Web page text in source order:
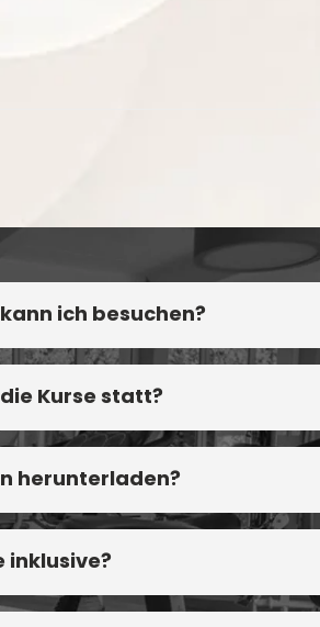
ich besuchen?
Kurse statt?
herunterladen?
inklusive?